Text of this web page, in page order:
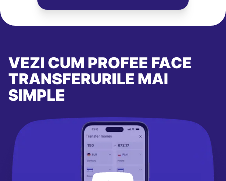
VEZI CUM PROFEE FACE
TRANSFERURILE MAI
SIMPLE